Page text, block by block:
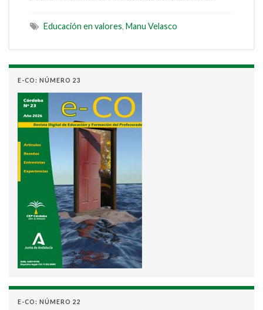
Educación en valores, Manu Velasco
E-CO: NÚMERO 23
E-CO: NÚMERO 22